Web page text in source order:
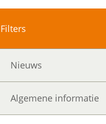
Filters
Nieuws
Algemene informatie